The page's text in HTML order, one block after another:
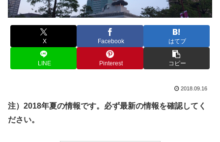
X Facebook はてブ
LINE Pinterest コピー
2018.09.16
注）2018年夏の情報です。必ず最新の情報を確認してく
ださい。